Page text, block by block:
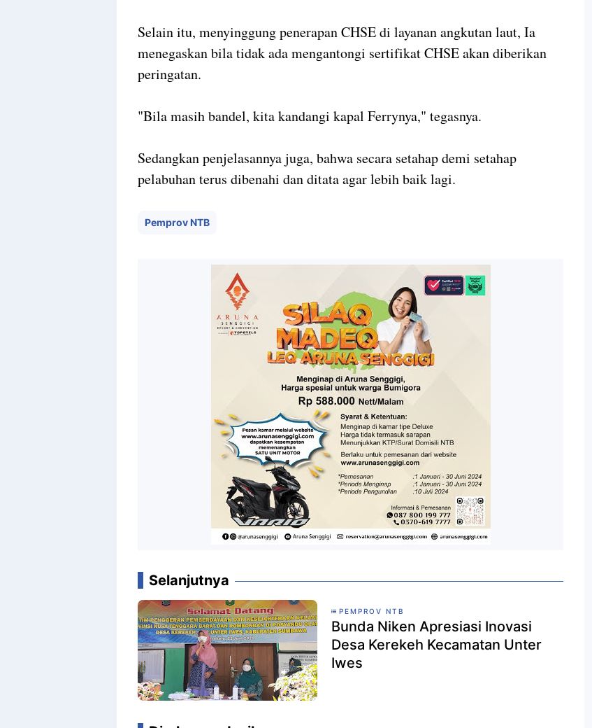
Selain itu, menyinggung penerapan CHSE di layanan angkutan laut, Ia
menegaskan bila tidak ada mengantongi sertifikat CHSE akan diberikan
peringatan.
"Bila masih bandel, kita kandangi kapal Ferrynya," tegasnya.
Sedangkan penjelasannya juga, bahwa secara setahap demi setahap
pelabuhan terus dibenahi dan ditata agar lebih baik lagi.
Pemprov NTB
Selanjutnya
PEMPROV NTB
Bunda Niken Apresiasi Inovasi
Desa Kerekeh Kecamatan Unter
Iwes